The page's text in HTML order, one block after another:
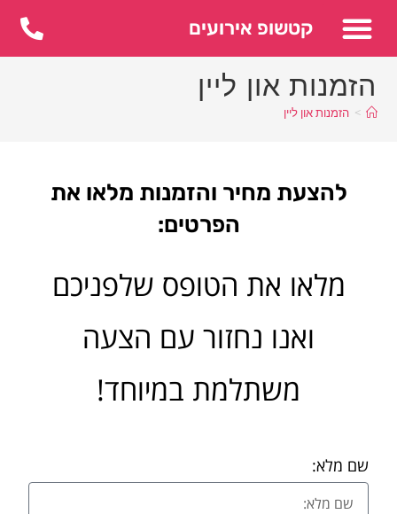
לתוכן
קטשופ אירועים
הזמנות און ליין
> הזמנות און ליין
להצעת מחיר והזמנות מלאו את
הפרטים:
מלאו את הטופס שלפניכם
ואנו נחזור עם הצעה
משתלמת במיוחד!
שם מלא: